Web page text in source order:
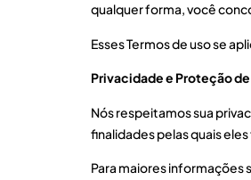
qualquer forma, você
Esses Termos de uso se
Privacidade e Proteção
Nós respeitamos sua
finalidades pelas quais
Para maiores informações